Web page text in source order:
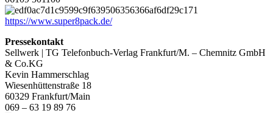
https://www.super8pack.de/
Pressekontakt
Sellwerk | TG Telefonbuch-Verlag Frankfurt/M. – Chemnitz GmbH
& Co.KG
Kevin Hammerschlag
Wiesenhüttenstraße 18
60329 Frankfurt/Main
069 – 63 19 89 76